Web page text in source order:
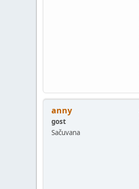
anny
gost
Sačuvana